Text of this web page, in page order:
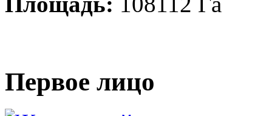
Первое лицо